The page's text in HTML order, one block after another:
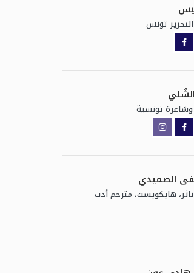
تونس
وشاعرة تونسية
الصميدي
هايكويست، مترجم أدب